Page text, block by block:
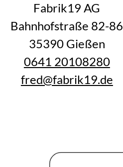
Fabrik19 AG
Bahnhofstraße 82-86
35390 Gießen
0641 20108280
fred@fabrik19.de